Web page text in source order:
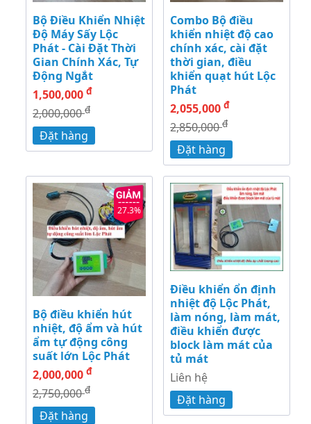
Bộ Điều Khiển Nhiệt
Độ Máy Sấy Lộc
Phát - Cài Đặt Thời
Gian Chính Xác, Tự
Động Ngắt
1,500,000 đ
2,000,000đ
Đặt hàng
Combo Bộ điều
khiển nhiệt độ cao
chính xác, cài đặt
thời gian, điều
khiển quạt hút Lộc
Phát
2,055,000 đ
2,850,000đ
Đặt hàng
27.3%
Bộ điều khiển hút
nhiệt, độ ẩm và hút
ẩm tự động công
suất lớn Lộc Phát
2,000,000 đ
2,750,000đ
Đặt hàng
Điều khiển ổn định
nhiệt độ Lộc Phát,
làm nóng, làm mát,
điều khiển được
block làm mát của
tủ mát
Liên hệ
Đặt hàng